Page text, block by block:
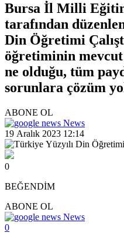
Bursa İl Milli
tarafından
Din Öğretimi
öğretiminin
ne olduğu, tüm
sorunlara çözüm
ABONE OL
News
19 Aralık 2023 12:14
0
BEĞENDİM
ABONE OL
News
0